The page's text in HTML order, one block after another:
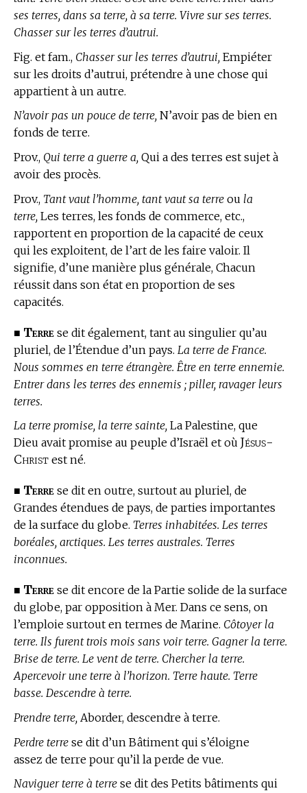
ses terres, dans sa terre, à sa terre. Vivre sur ses terres.
Chasser sur les terres d’autrui.
Fig. et fam., Chasser sur les terres d’autrui, Empiéter
sur les droits d’autrui, prétendre à une chose qui
appartient à un autre.
N’avoir pas un pouce de terre, N’avoir pas de bien en
fonds de terre.
Prov., Qui terre a guerre a, Qui a des terres est sujet à
avoir des procès.
Prov., Tant vaut l’homme, tant vaut sa terre ou la
terre, Les terres, les fonds de commerce, etc.,
rapportent en proportion de la capacité de ceux
qui les exploitent, de l’art de les faire valoir. Il
signifie, d’une manière plus générale, Chacun
réussit dans son état en proportion de ses
capacités.
■ Terre se dit également, tant au singulier qu’au
pluriel, de l’Étendue d’un pays. La terre de France.
Nous sommes en terre étrangère. Être en terre ennemie.
Entrer dans les terres des ennemis ; piller, ravager leurs
terres.
La terre promise, la terre sainte, La Palestine, que
Dieu avait promise au peuple d’Israël et où Jésus-
Christ est né.
■ Terre se dit en outre, surtout au pluriel, de
Grandes étendues de pays, de parties importantes
de la surface du globe. Terres inhabitées. Les terres
boréales, arctiques. Les terres australes. Terres
inconnues.
■ Terre se dit encore de la Partie solide de la surface
du globe, par opposition à Mer. Dans ce sens, on
l’emploie surtout en termes de Marine. Côtoyer la
terre. Ils furent trois mois sans voir terre. Gagner la terre.
Brise de terre. Le vent de terre. Chercher la terre.
Apercevoir une terre à l’horizon. Terre haute. Terre
basse. Descendre à terre.
Prendre terre, Aborder, descendre à terre.
Perdre terre se dit d’un Bâtiment qui s’éloigne
assez de terre pour qu’il la perde de vue.
Naviguer terre à terre se dit des Petits bâtiments qui